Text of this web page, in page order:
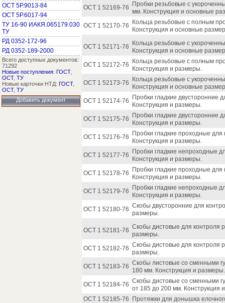
ОСТ 5Р.9013-84
ОСТ 5Р.6017-94
ТУ 16-90 ИАКЯ.065179.030
ТУ
РД 0352-172-96
РД 0352-189-2000
Всего доступных документов:
71292
Новые поступления: ГОСТ,
ОСТ, ТУ
Новые карточки НТД: ГОСТ,
ОСТ, ТУ
Добавить документ
ОСТ 1 52169-76
Пробки резьбовые с
мм. Конструкция и основные
ОСТ 1 52170-76
Кольца резьбовые с полным
Конструкция и основные
ОСТ 1 52171-76
Кольца резьбовые с
Конструкция и основные
ОСТ 1 52172-76
Кольца резьбовые с полным
Конструкция и размеры.
ОСТ 1 52173-76
Кольца резьбовые с
Конструкция и основные
ОСТ 1 52174-76
Пробки гладкие двусторонние
Конструкция и размеры.
ОСТ 1 52175-76
Пробки гладкие двусторонние
Конструкция и размеры.
ОСТ 1 52176-76
Пробки гладкие проходные
Конструкция и размеры.
ОСТ 1 52177-76
Пробки гладкие непроходные
Конструкция и размеры.
ОСТ 1 52178-76
Пробки гладкие проходные
Конструкция и размеры.
ОСТ 1 52179-76
Пробки гладкие непроходные
Конструкция и размеры.
ОСТ 1 52180-76 Скобы двусторонние для
размеры.
ОСТ 1 52181-76 Скобы дистовые для контроля
размеры.
ОСТ 1 52182-76 Скобы дистовые для контроля
размеры.
ОСТ 1 52183-76 Скобы листовые со сменными
180 мм. Конструкция и размеры.
ОСТ 1 52184-76 Скобы дистовые со сменными
от 185 до 200 мм. Конструкция
ОСТ 1 52185-76
Протяжки для донышка